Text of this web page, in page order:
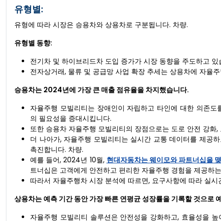
유형별:
유형에 따라 시장은 승용차와 상용차로 구분됩니다. 차량.
유형별 동향:
전기차 및 하이브리드차 도입 증가가 시장 동향을 주도하고 있
전자상거래, 물류 및 공급망 사업 확장 추세는 상용차에 자율
승용차는 2024년에 가장 큰 매출 점유율을 차지했습니다.
자율주행 모빌리티는 장애인이 자립하고 타인에 대한 의존
의 필요성을 증대시킵니다.
또한 승용차 자율주행 모빌리티의 장점으로는 도로 안전 강
더 나아가, 자율주행 모빌리티는 실시간 교통 데이터를 제공
촉진합니다. 차량.
예를 들어, 2024년 10월, 현대자동차는 웨이모와 파트너십을
트너십은 고객에게 안전하고 편리한 자율주행 경험을 제공하
따라서 자율주행차 시장 분석에 따르면, 요구사항에 따라 실
상용차는 예측 기간 동안 가장 빠른 연평균 성장률을 기록할 것으로
자율주행 모빌리티 솔루션은 안전성을 강화하고, 효율성을